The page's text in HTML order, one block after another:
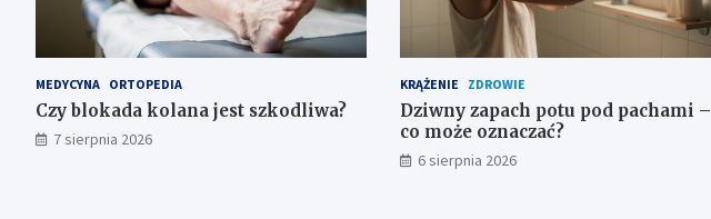
MEDYCYNA ORTOPEDIA
Czy blokada kolana jest szkodliwa?
7 sierpnia 2026
KRĄŻENIE ZDROWIE
Dziwny zapach potu pod pachami –
co może oznaczać?
6 sierpnia 2026